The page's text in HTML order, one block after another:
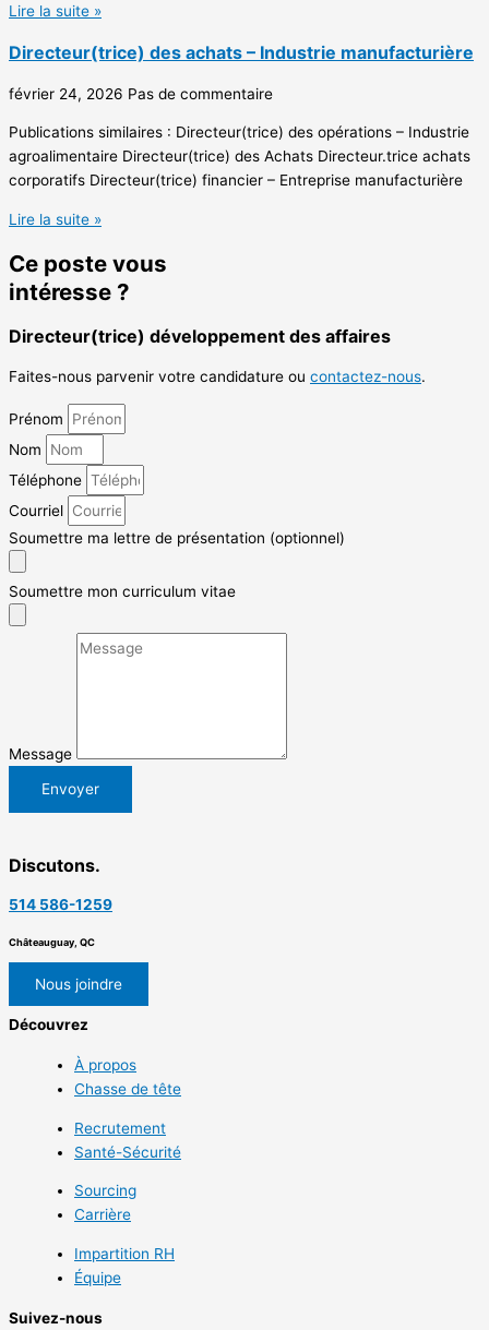
Lire la suite »
Directeur(trice) des achats – Industrie manufacturière
février 24, 2026 Pas de commentaire
Publications similaires : Directeur(trice) des opérations – Industrie
agroalimentaire Directeur(trice) des Achats Directeur.trice achats
corporatifs Directeur(trice) financier – Entreprise manufacturière
Lire la suite »
Ce poste vous
intéresse ?
Directeur(trice) développement des affaires
Faites-nous parvenir votre candidature ou contactez-nous.
Prénom
Nom
Téléphone
Courriel
Soumettre ma lettre de présentation (optionnel)
Soumettre mon curriculum vitae
Message
Envoyer
Discutons.
514 586-1259
Châteauguay, QC
Nous joindre
Découvrez
À propos
Chasse de tête
Recrutement
Santé-Sécurité
Sourcing
Carrière
Impartition RH
Équipe
Suivez-nous